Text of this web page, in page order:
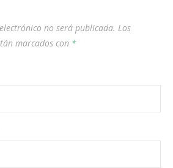
no será publicada. Los
marcados con *